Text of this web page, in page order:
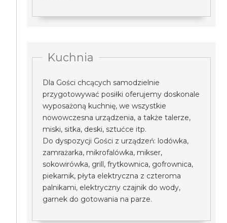
Kuchnia
Dla Gości chcących samodzielnie
przygotowywać posiłki oferujemy doskonale
wyposażoną kuchnię, we wszystkie
nowowczesna urządzenia, a także talerze,
miski, sitka, deski, sztućce itp.
Do dyspozycji Gości z urządzeń: lodówka,
zamrażarka, mikrofalówka, mikser,
sokowirówka, grill, frytkownica, gofrownica,
piekarnik, płyta elektryczna z czteroma
palnikami, elektryczny czajnik do wody,
garnek do gotowania na parze.